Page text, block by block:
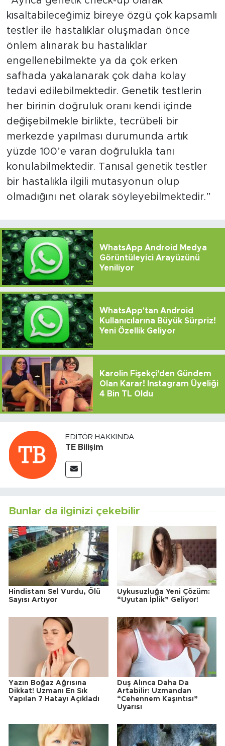
kısaltabileceğimiz bireye özgü çok kapsamlı
testler ile hastalıklar oluşmadan önce
önlem alınarak bu hastalıklar
engellenebilmekte ya da çok erken
safhada yakalanarak çok daha kolay
tedavi edilebilmektedir. Genetik testlerin
her birinin doğruluk oranı kendi içinde
değişebilmekle birlikte, tecrübeli bir
merkezde yapılması durumunda artık
yüzde 100’e varan doğrulukla tanı
konulabilmektedir. Tanısal genetik testler
bir hastalıkla ilgili mutasyonun olup
olmadığını net olarak söyleyebilmektedir.”
WhatsApp Android Medya
Görüntüleyici Arayüzünü
Yeniliyor
WhatsApp'tan Android
Kullanıcılarına Büyük Sürpriz!
Yeni Özellik Geliyor
Karolin Fişekçi'den Gündem
Olan Karar! Instagram Üyeliği
4 Bin TL Oldu
EDITÖR HAKKINDA
TE Bilişim
Bunlar da ilginizi çekebilir
Hindistanı Sel Vurdu, Ölü
Sayısı Artıyor
Uykusuzluğa Yeni Çözüm:
“Uyutan İplik” Geliyor!
Yazın Boğaz Ağrısına
Dikkat! Uzmanı En Sık
Yapılan 7 Hatayı Açıkladı
Duş Alınca Daha Da
Artabilir: Uzmandan
“Cehennem Kaşıntısı”
Uyarısı